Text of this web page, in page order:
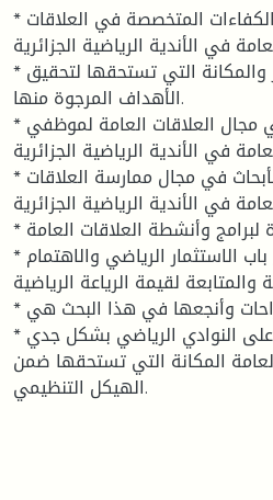
* العمل على استقطاب الكفاءات المتخصصة في العلاقات
في الأندية الرياضية الجزائرية.
* إعطاء العلاقات العامة الدور والمكانة التي تستحقها لتحقيق
الأهداف المرجوة منها.
* تكثيف البرامج التدريبية في مجال العلاقات العامة لموظفي
في الأندية الرياضية الجزائرية.
* زيادة الدراسات العلمية والأبحاث في مجال ممارسة العلاقات
في الأندية الرياضية الجزائرية.
* تخصيص ميزانيات محددة لبرامج وأنشطة العلاقات العامة.
* إصدار قوانين مرنة لفتح باب الاستثمار الرياضي والاهتمام
والمتابعة لقيمة الرياعة الرياضية.
* وتبقى من أهم الاقتراحات وأنجعها في هذا البحث هي:
* ضرورة تفكير المسؤولين على النوادي الرياضي بشكل جدي
المكانة التي تستحقها ضمن
الهيكل التنظيمي.